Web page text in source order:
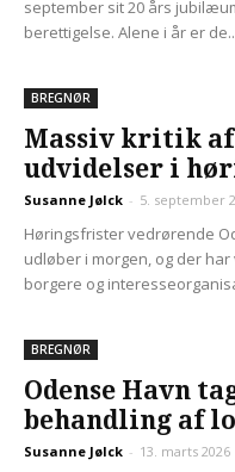
september sit 20 års
berettigelse. Alene i år er
BREGNØR
Massiv kritik af
udvidelser i
Susanne Jølck - 5. september
Høringsfrister vedrørende
udløber i morgen, og der
borgere og
BREGNØR
Odense Havn
behandling af
Susanne Jølck - 13. marts 2026